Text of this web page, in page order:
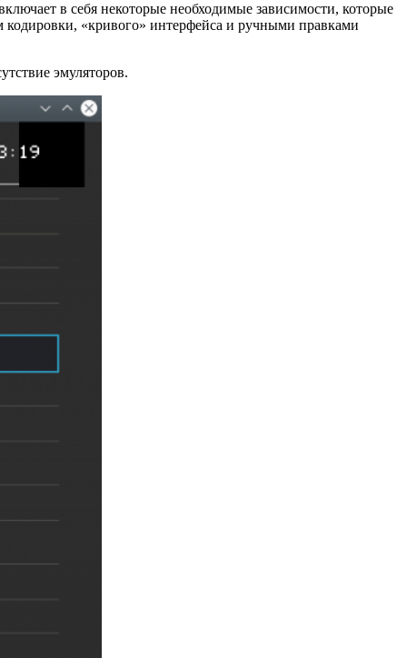
в себя некоторые необходимые зависимости, которые
кодировки, «кривого» интерфейса и ручными правками
эмуляторов.